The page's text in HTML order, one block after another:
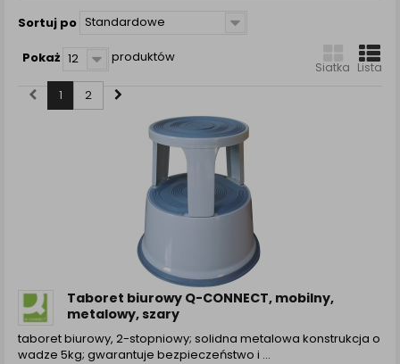
Sortuj po Standardowe
Pokaż 12 produktów
Siatka Lista
1 2
Taboret biurowy Q-CONNECT, mobilny,
metalowy, szary
taboret biurowy, 2-stopniowy; solidna metalowa konstrukcja o
wadze 5kg; gwarantuje bezpieczeństwo i ...
www, a w szczególności np. wysłanie potwierdzenia
zamówienia na Państwa email lub wyświetlenie
Państwu prawidłowych informacji o promocjach czy
cenach indywidualnych, ważna jest Państwa
wcześniejsza zgoda której udzieliliście podczas
zakładania konta.
Każda Państwa zgoda jest dobrowolna i można ją w
dowolnym momencie wycofać.
Polityka prywatności (rozwiń)
Klauzula Informacyjna (rozwiń)
Lista Zaufanych Partnerów (rozwiń)